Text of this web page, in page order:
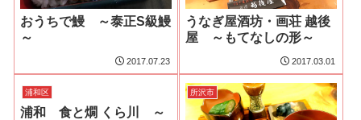
おうちで鰻 ～泰正S級鰻
～
2017.07.23
うなぎ屋酒坊・画荘 越後
屋 ～もてなしの形～
2017.03.01
浦和区
浦和 食と燗 くら川 ～
所沢市